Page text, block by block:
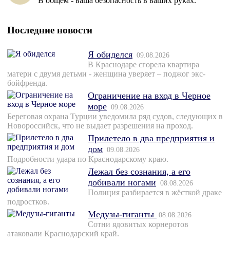
Последние новости
Я обиделся 09.08.2026
В Краснодаре сгорела квартира
матери с двумя детьми - женщина уверяет – поджог экс-
бойфренда.
Ограничение на вход в Черное
море 09.08.2026
Береговая охрана Турции уведомила ряд судов, следующих в
Новороссийск, что не выдает разрешения на проход.
Прилетело в два предприятия и
дом 09.08.2026
Подробности удара по Краснодарскому краю.
Лежал без сознания, а его
добивали ногами 08.08.2026
Полиция разбирается в жёсткой драке
подростков.
Медузы-гиганты 08.08.2026
Сотни ядовитых корнеротов
атаковали Краснодарский край.